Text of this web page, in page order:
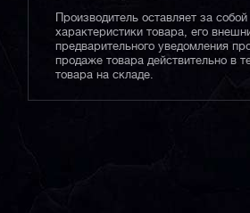
Производитель оставляет за
характеристики товара, его
предварительного уведомления
продаже товара действительно в
товара на складе.